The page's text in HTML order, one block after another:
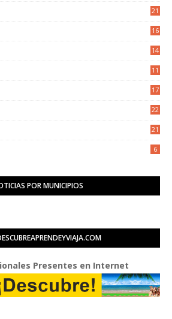
21
16
14
11
17
22
21
6
POR MUNICIPIOS
en Internet